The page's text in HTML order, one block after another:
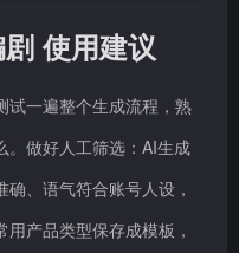
使用建议
试一遍整个生成流程，熟
。做好人工筛选：AI生成
、语气符合账号人设，
产品类型保存成模板，